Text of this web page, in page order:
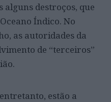
destroços, que
Índico. No
as autoridades da
de “terceiros”
estão a